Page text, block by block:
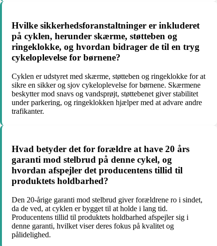
Hvilke sikkerhedsforanstaltninger er inkluderet
på cyklen, herunder skærme, støtteben og
ringeklokke, og hvordan bidrager de til en tryg
cykeloplevelse for børnene?
Cyklen er udstyret med skærme, støtteben og ringeklokke for at
sikre en sikker og sjov cykeloplevelse for børnene. Skærmene
beskytter mod snavs og vandsprøjt, støttebenet giver stabilitet
under parkering, og ringeklokken hjælper med at advare andre
trafikanter.
Hvad betyder det for forældre at have 20 års
garanti mod stelbrud på denne cykel, og
hvordan afspejler det producentens tillid til
produktets holdbarhed?
Den 20-årige garanti mod stelbrud giver forældrene ro i sindet,
da de ved, at cyklen er bygget til at holde i lang tid.
Producentens tillid til produktets holdbarhed afspejler sig i
denne garanti, hvilket viser deres fokus på kvalitet og
pålidelighed.